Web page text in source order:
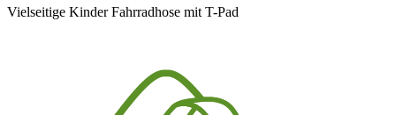
Vielseitige Kinder Fahrradhose mit T-Pad